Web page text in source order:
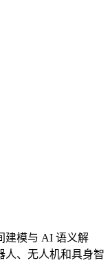
建模与 AI 语义解
人、无人机和具身智